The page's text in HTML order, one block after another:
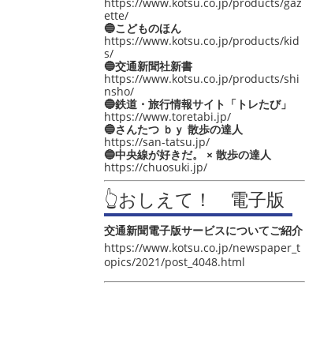
ette/
🔵こどものほん
https://www.kotsu.co.jp/products/kid
s/
🔵交通新聞社新書
https://www.kotsu.co.jp/products/shi
nsho/
🔵鉄道・旅行情報サイト「トレたび」
https://www.toretabi.jp/
🔵さんたつ ｂｙ 散歩の達人
https://san-tatsu.jp/
🔵中央線が好きだ。 × 散歩の達人
https://chuosuki.jp/
👆おしえて！ 電子版
交通新聞電子版サービスについてご紹介
https://www.kotsu.co.jp/newspaper_t
opics/2021/post_4048.html